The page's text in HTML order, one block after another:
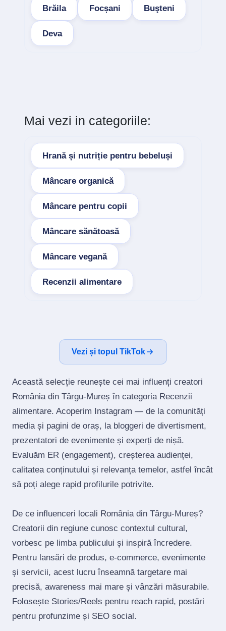
Brăila Focșani Buşteni
Deva
Mai vezi in categoriile:
Hrană și nutriție pentru bebeluși
Mâncare organică
Mâncare pentru copii
Mâncare sănătoasă
Mâncare vegană
Recenzii alimentare
Vezi și topul TikTok
Această selecție reunește cei mai influenți creatori
România din Târgu-Mureș în categoria Recenzii
alimentare. Acoperim Instagram — de la comunități
media și pagini de oraș, la bloggeri de divertisment,
prezentatori de evenimente și experți de nișă.
Evaluăm ER (engagement), creșterea audienței,
calitatea conținutului și relevanța temelor, astfel încât
să poți alege rapid profilurile potrivite.
De ce influenceri locali România din Târgu-Mureș?
Creatorii din regiune cunosc contextul cultural,
vorbesc pe limba publicului și inspiră încredere.
Pentru lansări de produs, e‑commerce, evenimente
și servicii, acest lucru înseamnă targetare mai
precisă, awareness mai mare și vânzări măsurabile.
Folosește Stories/Reels pentru reach rapid, postări
pentru profunzime și SEO social.